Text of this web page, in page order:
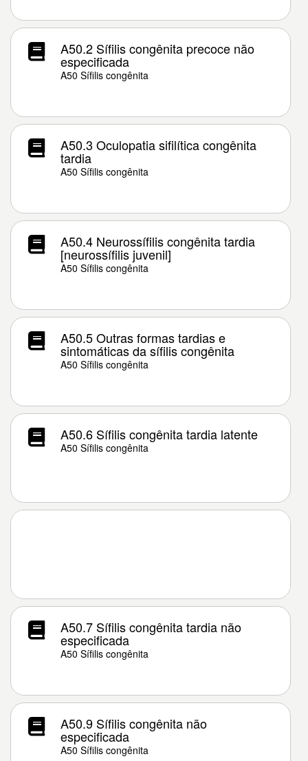
A50.2 Sífilis congênita precoce não
especificada
A50 Sífilis congênita
A50.3 Oculopatia sifilítica congênita
tardia
A50 Sífilis congênita
A50.4 Neurossífilis congênita tardia
[neurossífilis juvenil]
A50 Sífilis congênita
A50.5 Outras formas tardias e
sintomáticas da sífilis congênita
A50 Sífilis congênita
A50.6 Sífilis congênita tardia latente
A50 Sífilis congênita
A50.7 Sífilis congênita tardia não
especificada
A50 Sífilis congênita
A50.9 Sífilis congênita não
especificada
A50 Sífilis congênita